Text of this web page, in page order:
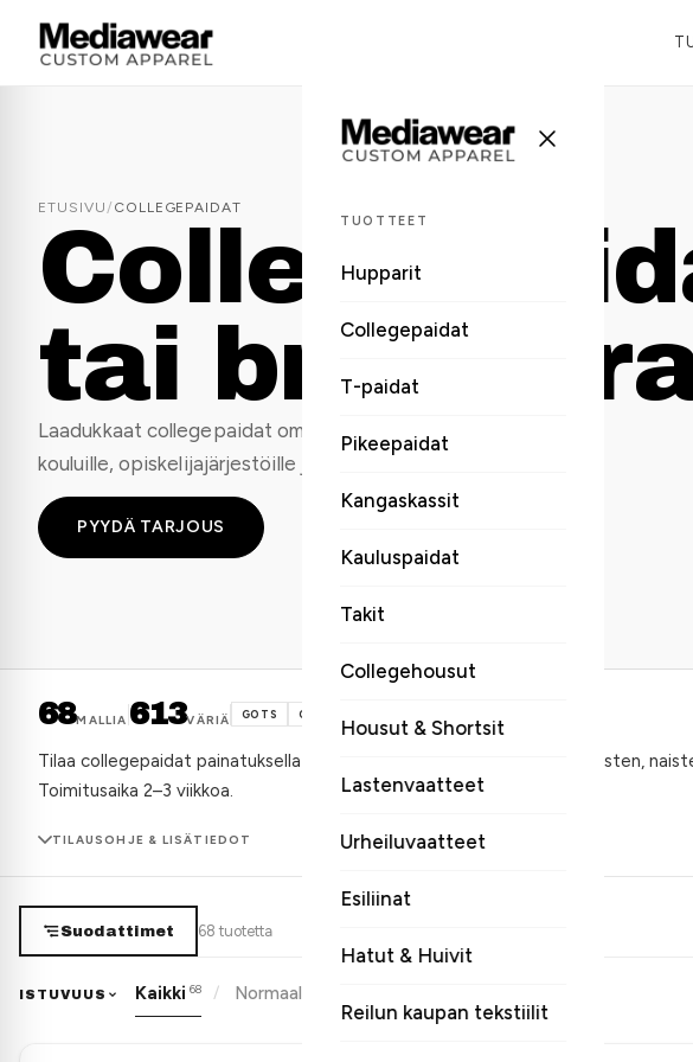
TUOTTEET
Hupparit
Collegepaidat
T-paidat
Pikeepaidat
Kangaskassit
Kauluspaidat
Takit
Collegehousut
Housut & Shortsit
Lastenvaatteet
Urheiluvaatteet
Esiliinat
Hatut & Huivit
Reilun kaupan tekstiilit
ETUSIVU / COLLEGEPAIDAT
tai
Laadukkaat collegepaidat omalla logolla yrityksille, seuroille,
kouluille, opiskelijajärjestöille ja tapahtumiin.
PYYDÄ TARJOUS
68MALLIA 613VÄRIÄ GOTS OEKO-TEX
Tilaa collegepaidat painatuksella tai brodeerauksella alkaen 10 kpl. Miesten,
Toimitusaika 2–3 viikkoa.
TILAUSOHJE & LISÄTIEDOT
Hinnat näytetään sekä alv 0 % että alv 25,5 % -versioina. Alv 25,5 % lisätään hintaan Suomessa
verrattuna siistimpi vaihtoehto silloin,
Suodattimet 68 tuotetta
ISTUVUUS Kaikki 68 Normaali